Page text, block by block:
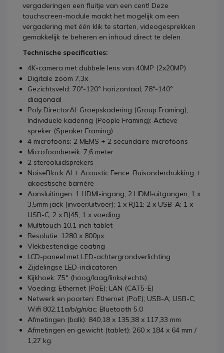
vergaderingen een fluitje van een cent! Deze
touchscreen-module maakt het mogelijk om een
vergadering met één klik te starten, videogesprekken
gemakkelijk te beheren en inhoud direct te delen.
Technische specificaties:
4K-camera met dubbele lens van 40MP (2x20MP)
Digitale zoom 7,3x
Gezichtsveld: 70°-120° horizontaal; 78°-140°
diagonaal
Poly DirectorAI: Groepskadering (Group Framing);
Individuele kadering (People Framing); Actieve
spreker (Speaker Framing)
4 microfoons: 2 MEMS + 2 secundaire microfoons
Microfoonbereik: 7,6 meter
2 stereoluidsprekers
NoiseBlock AI + Acoustic Fence: Ruisonderdrukking +
akoestische barrière
Aansluitingen: 1 HDMI-ingang; 2 HDMI-uitgangen; 1 x
3,5mm jack (invoer/uitvoer); 1 x RJ11; 2 x USB-A; 1 x
USB-C; 2 x RJ45; 1 x voeding
Multitouch 10,1 inch tablet
Resolutie: 1280 x 800px
Vlekbestendige coating
LCD-paneel met LED-achtergrondverlichting
Zijdelingse LED-indicatoren
Kijkhoek: 75° (hoog/laag/links/rechts)
Voeding: Ethernet (PoE); LAN (CAT5-E)
Netwerk en poorten: Ethernet (PoE); USB-A; USB-C;
Wifi 802.11a/b/g/n/ac; Bluetooth 5.0
Afmetingen (balk): 840,18 x 135,38 x 117,33 mm
Afmetingen en gewicht (tablet): 260 x 184 x 64 mm /
1,27 kg.